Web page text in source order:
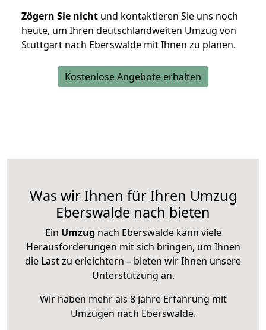
Zögern Sie nicht und kontaktieren Sie uns noch
heute, um Ihren deutschlandweiten Umzug von
Stuttgart nach Eberswalde mit Ihnen zu planen.
Kostenlose Angebote erhalten
Was wir Ihnen für Ihren Umzug
Eberswalde nach bieten
Ein Umzug nach Eberswalde kann viele
Herausforderungen mit sich bringen, um Ihnen
die Last zu erleichtern – bieten wir Ihnen unsere
Unterstützung an.
Wir haben mehr als 8 Jahre Erfahrung mit
Umzügen nach Eberswalde.